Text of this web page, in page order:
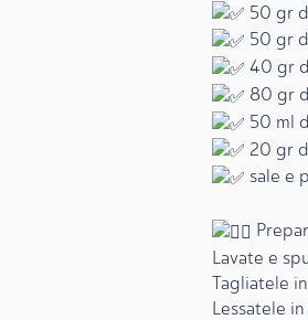
50 gr
50 gr
40 gr
80 gr
50 ml
20 gr
sale e
Lavate e
Tagliatele
Lessatele